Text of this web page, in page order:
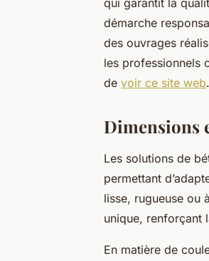
démarche
des ouvrages
les professionnels
de voir ce site web.
Dimensions
Les solutions de
permettant
lisse, rugueuse ou
unique, renforçant
En matière de